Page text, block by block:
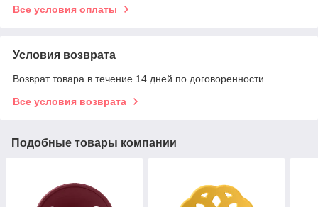
Все условия оплаты
Условия возврата
Возврат товара в течение 14 дней по договоренности
Все условия возврата
Подобные товары компании